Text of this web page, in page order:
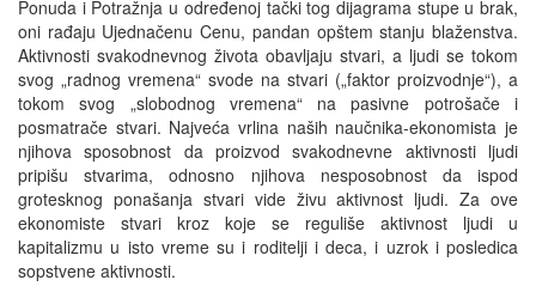
Ponuda i Potražnja u određenoj tački tog dijagrama stupe u brak,
oni rađaju Ujednačenu Cenu, pandan opštem stanju blaženstva.
Aktivnosti svakodnevnog života obavljaju stvari, a ljudi se tokom
svog „radnog vremena“ svode na stvari („faktor proizvodnje“), a
tokom svog „slobodnog vremena“ na pasivne potrošače i
posmatrače stvari. Najveća vrlina naših naučnika-ekonomista je
njihova sposobnost da proizvod svakodnevne aktivnosti ljudi
pripišu stvarima, odnosno njihova nesposobnost da ispod
grotesknog ponašanja stvari vide živu aktivnost ljudi. Za ove
ekonomiste stvari kroz koje se reguliše aktivnost ljudi u
kapitalizmu u isto vreme su i roditelji i deca, i uzrok i posledica
sopstvene aktivnosti.